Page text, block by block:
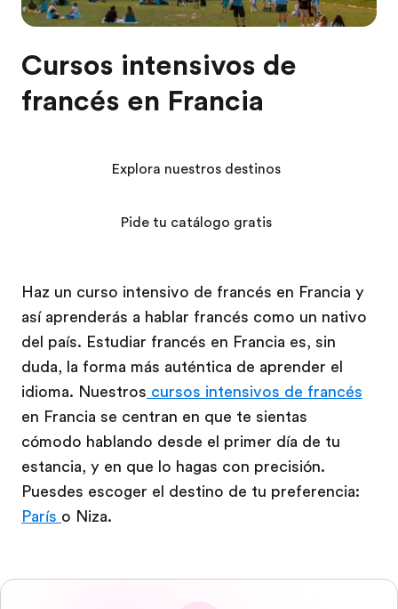
Cursos intensivos de
francés en Francia
Haz un curso intensivo de francés en Francia y
así aprenderás a hablar francés como un nativo
del país. Estudiar francés en Francia es, sin
duda, la forma más auténtica de aprender el
idioma. Nuestros cursos intensivos de francés
en Francia se centran en que te sientas
cómodo hablando desde el primer día de tu
estancia, y en que lo hagas con precisión.
Puesdes escoger el destino de tu preferencia:
París o Niza.
Explora nuestros destinos
Pide tu catálogo gratis